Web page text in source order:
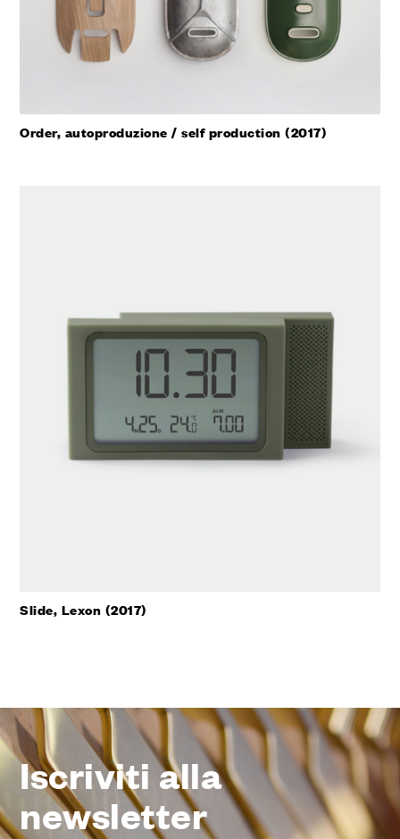
Order, autoproduzione / self production (2017)
Slide, Lexon (2017)
Iscriviti alla
newsletter